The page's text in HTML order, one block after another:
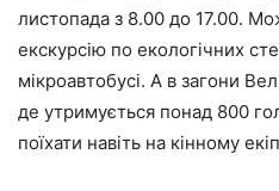
листопада з 8.00 до 17.00.
екскурсію по екологічних
мікроавтобусі. А в загони
де утримується понад 800
поїхати навіть на кінному